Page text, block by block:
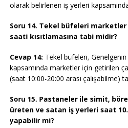
olarak belirlenen iş yerleri
Soru 14. Tekel büfeleri
saati kısıtlamasına tabi midir?
Cevap 14: Tekel büfeleri, Genelgenin
kapsamında marketler için getirilen
(saat 10:00-20:00 arası çalışabilme)
Soru 15. Pastaneler ile simit,
üreten ve satan iş yerleri saat
yapabilir mi?